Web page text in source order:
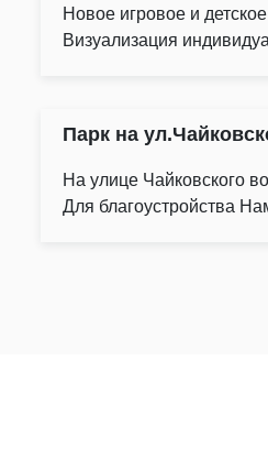
Новое игровое и
Визуализация
Парк на
На улице Чайковского
Для благоустройства